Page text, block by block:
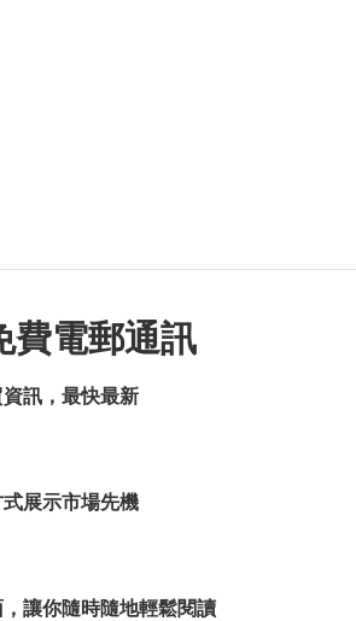
費電郵通訊
訊，最快最新
展示市場先機
讓你隨時隨地輕鬆閱讀